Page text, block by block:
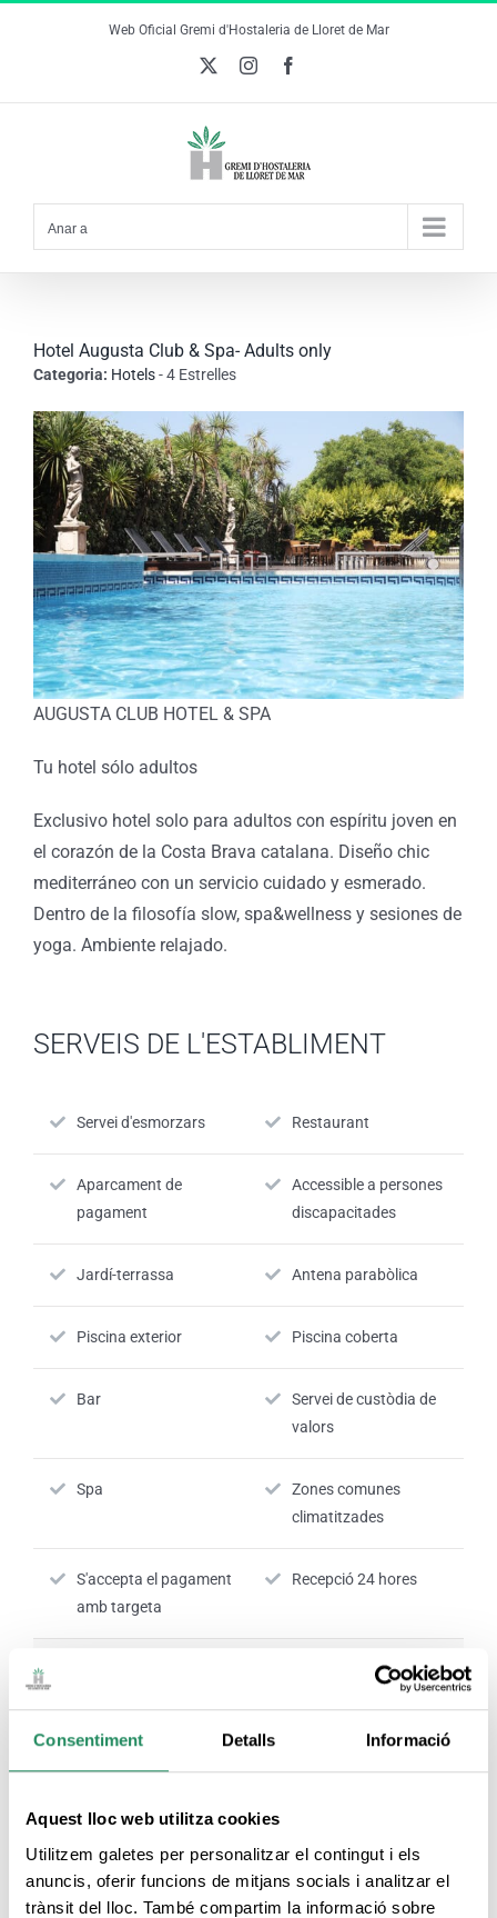
Consentiment Detalls Informació
Aquest lloc web utilitza cookies
Utilitzem galetes per personalitzar el contingut i els
anuncis, oferir funcions de mitjans socials i analitzar el
trànsit del lloc. També compartim la informació sobre
Web Oficial Gremi d'Hostaleria de Lloret de Mar
Instagram
Anar a
Hotel Augusta Club & Spa- Adults only
Categoria: Hotels- 4 Estrelles
View
Larger
Image
AUGUSTA CLUB HOTEL & SPA
Tu hotel sólo adultos
Exclusivo hotel solo para adultos con espíritu joven en
el corazón de la Costa Brava catalana. Diseño chic
mediterráneo con un servicio cuidado y esmerado.
Dentro de la filosofía slow, spa&wellness y sesiones de
yoga. Ambiente relajado.
SERVEIS DE L'ESTABLIMENT
Servei d'esmorzars Restaurant
Aparcament de
pagament
Accessible a persones
discapacitades
Jardí-terrassa Antena parabòlica
Piscina exterior Piscina coberta
Bar
Servei de custòdia de
valors
Spa
Zones comunes
climatitzades
S'accepta el pagament
amb targeta
Recepció 24 hores
SERVEIS DE L'HABITACIÓ
Habitacions
climatitzades
Productes d'higiene
personal